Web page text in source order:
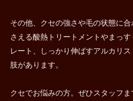
その他、クセの強さや毛の状態に
さえる酸熱トリートメントやまっ
レート、しっかり伸ばすアルカリ
肢があります。
クセでお悩みの方。ぜひスタッフま